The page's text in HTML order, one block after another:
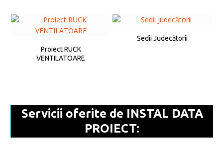
Proiect RUCK
VENTILATOARE
Sedii Judecătorii
Servicii oferite de INSTAL DATA
PROIECT: